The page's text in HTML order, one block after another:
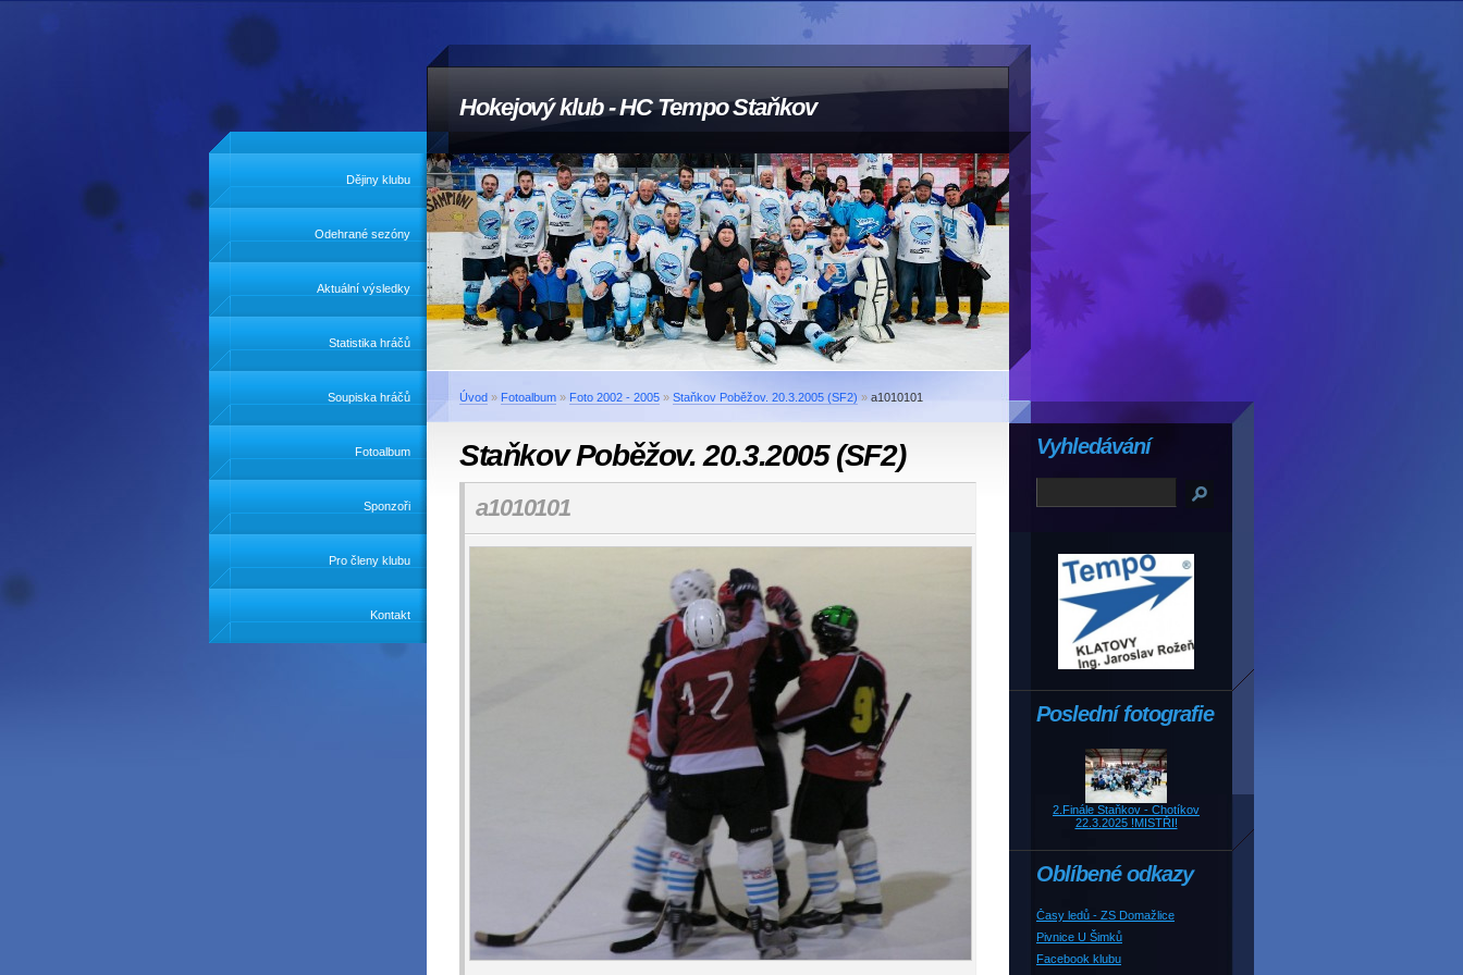
Hokejový klub - HC Tempo Staňkov
Dějiny klubu
Odehrané sezóny
Aktuální výsledky
Statistika hráčů
Soupiska hráčů
Fotoalbum
Sponzoři
Pro členy klubu
Kontakt
Úvod » Fotoalbum » Foto 2002 - 2005 » Staňkov Poběžov. 20.3.2005 (SF2) » a1010101
Staňkov Poběžov. 20.3.2005 (SF2)
a1010101
Poslední fotografie
2.Finále Staňkov - Chotíkov
22.3.2025 !MISTŘI!
Oblíbené odkazy
Časy ledů - ZS Domažlice
Pivnice U Šimků
Facebook klubu
Vyhledávání